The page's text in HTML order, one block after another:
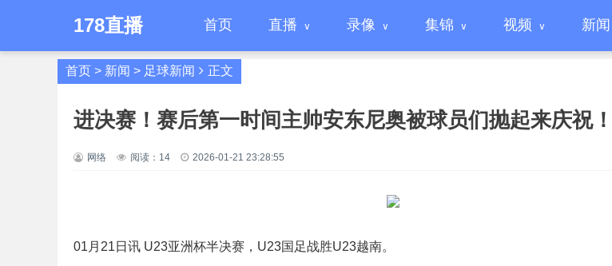
178直播 首页 直播 录像 集锦 视频 新闻
首页 > 新闻 > 足球新闻 正文
进决赛！赛后第一时间主帅安东尼奥被球员们抛起来庆祝！
网络 阅读： 14 2026-01-21 23:28:55
01月21日讯 U23亚洲杯半决赛，U23国足战胜U23越南。